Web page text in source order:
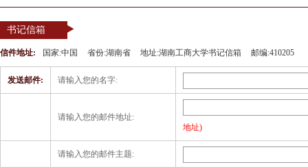
书记信箱
信件地址: 国家:中国 省份:湖南省 地址:湖南工商大学书记信箱 邮编:410205
发送邮件: 请输入您的名字:
请输入您的邮件地址:
地址)
请输入您的邮件主题: